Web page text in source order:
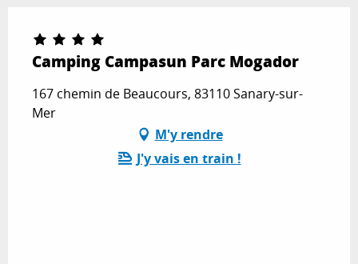
Camping Campasun Parc Mogador
167 chemin de Beaucours, 83110 Sanary-sur-
Mer
M'y rendre
J'y vais en train !